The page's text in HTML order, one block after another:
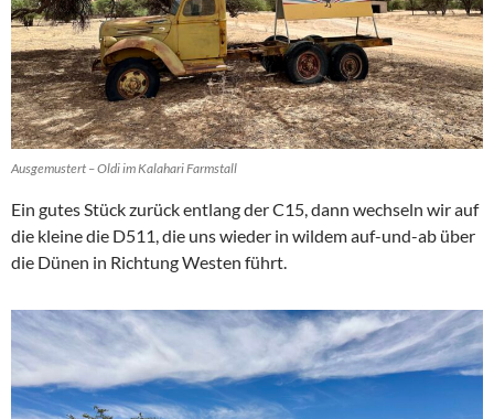
Ausgemustert – Oldi im Kalahari Farmstall
Ein gutes Stück zurück entlang der C15, dann wechseln wir auf
die kleine die D511, die uns wieder in wildem auf-und-ab über
die Dünen in Richtung Westen führt.